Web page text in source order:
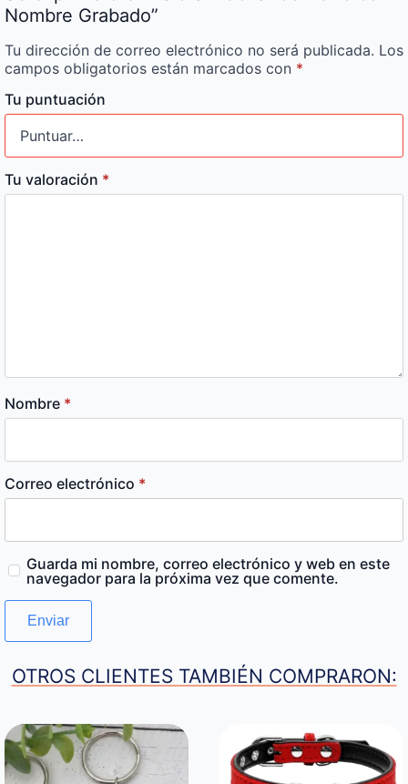
Nombre Grabado”
Tu dirección de correo electrónico no será publicada. Los
campos obligatorios están marcados con *
Tu puntuación
Tu valoración *
Nombre *
Correo electrónico *
Guarda mi nombre, correo electrónico y web en este
navegador para la próxima vez que comente.
OTROS CLIENTES TAMBIÉN COMPRARON: